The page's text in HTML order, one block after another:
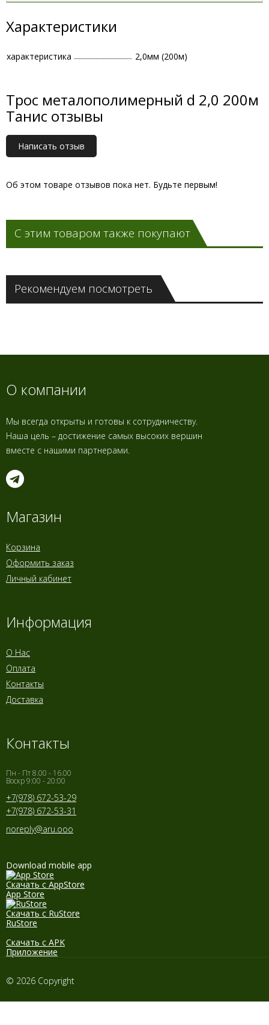
Характеристики
характеристика 2,0мм (200м)
Трос металополимерный d 2,0 200м
Танис отзывы
Написать отзыв
Об этом товаре отзывов пока нет. Будьте первым!
С этим товаром также покупают
Рекомендуем посмотреть
О компании
Мы всегда открыты и готовы к сотрудничеству.
Наша цель – достижение самых высоких вершин
вместе с нашими партнерами.
Магазин
Корзина
Оформить заказ
Личный кабинет
Информация
О Нас
Оплата
Контакты
Доставка
Контакты
Пн - Пт 8.00 - 16.00
Воскр 9:00 - 20:00
+7(978) 672-53-29
+7(978) 672-53-31
noreply@aru.ooo
Download mobile app
Скачать с AppStore
App Store
Скачать с RuStore
RuStore
Скачать с APK
Приложение
© 2026 Copyright